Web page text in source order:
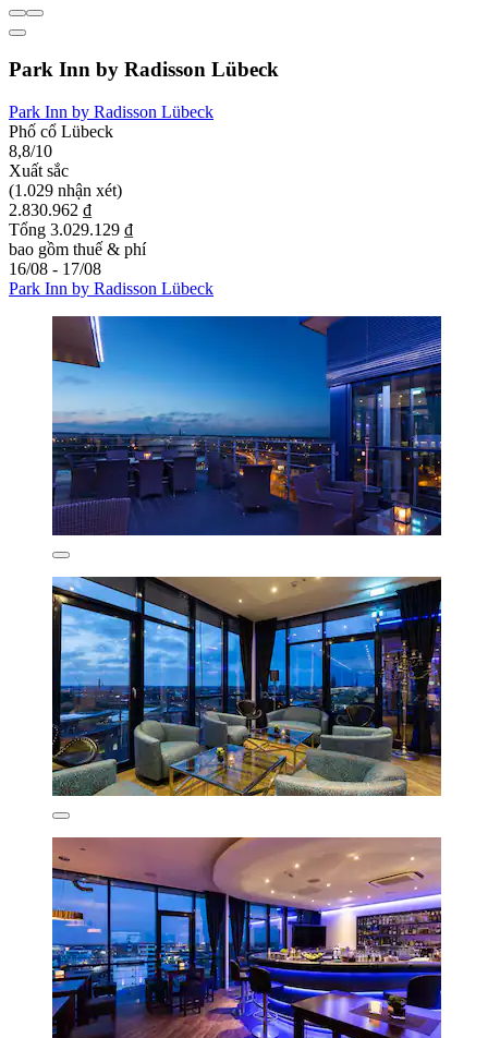
Park Inn by Radisson Lübeck
Park Inn by Radisson Lübeck
Phố cổ Lübeck
8,8/10
Xuất sắc
(1.029 nhận xét)
2.830.962 ₫
Tổng 3.029.129 ₫
bao gồm thuế & phí
16/08 - 17/08
Park Inn by Radisson Lübeck